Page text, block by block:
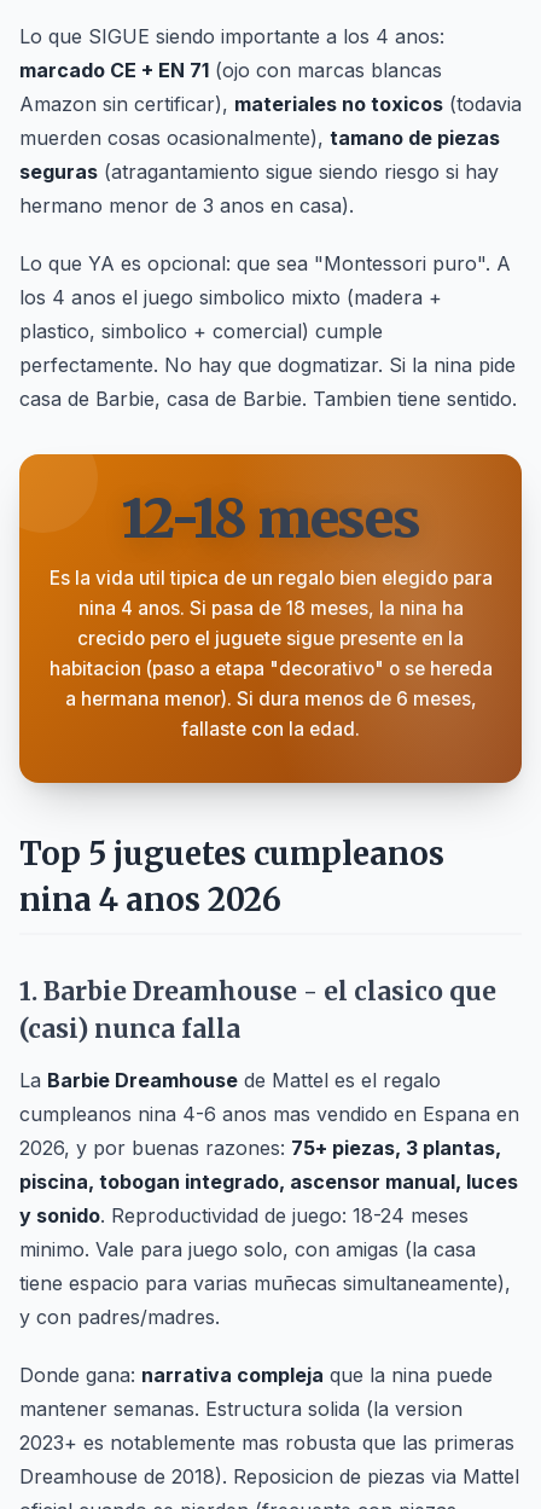
Lo que SIGUE siendo importante a los 4 anos:
marcado CE + EN 71 (ojo con marcas blancas
Amazon sin certificar), materiales no toxicos (todavia
muerden cosas ocasionalmente), tamano de piezas
seguras (atragantamiento sigue siendo riesgo si hay
hermano menor de 3 anos en casa).
Lo que YA es opcional: que sea "Montessori puro". A
los 4 anos el juego simbolico mixto (madera +
plastico, simbolico + comercial) cumple
perfectamente. No hay que dogmatizar. Si la nina pide
casa de Barbie, casa de Barbie. Tambien tiene sentido.
12-18 meses
Es la vida util tipica de un regalo bien elegido para
nina 4 anos. Si pasa de 18 meses, la nina ha
crecido pero el juguete sigue presente en la
habitacion (paso a etapa "decorativo" o se hereda
a hermana menor). Si dura menos de 6 meses,
fallaste con la edad.
Top 5 juguetes cumpleanos
nina 4 anos 2026
1. Barbie Dreamhouse - el clasico que
(casi) nunca falla
La Barbie Dreamhouse de Mattel es el regalo
cumpleanos nina 4-6 anos mas vendido en Espana en
2026, y por buenas razones: 75+ piezas, 3 plantas,
piscina, tobogan integrado, ascensor manual, luces
y sonido. Reproductividad de juego: 18-24 meses
minimo. Vale para juego solo, con amigas (la casa
tiene espacio para varias muñecas simultaneamente),
y con padres/madres.
Donde gana: narrativa compleja que la nina puede
mantener semanas. Estructura solida (la version
2023+ es notablemente mas robusta que las primeras
Dreamhouse de 2018). Reposicion de piezas via Mattel